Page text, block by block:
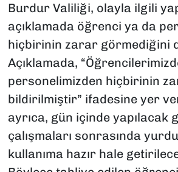
Burdur Valiliği, olayla ilgili
açıklamada öğrenci ya da
hiçbirinin zarar görmediğini
Açıklamada,
personelimizden hiçbirinin
bildirilmiştir” ifadesine yer
ayrıca, gün içinde yapılacak
çalışmaları sonrasında
kullanıma hazır hale